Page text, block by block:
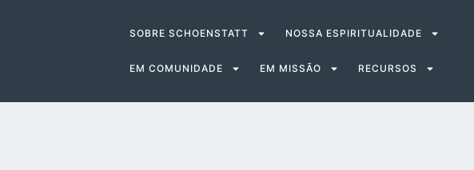
SOBRE SCHOENSTATT NOSSA ESPIRITUALIDADE
EM COMUNIDADE EM MISSÃO RECURSOS